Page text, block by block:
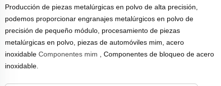
Producción de piezas metalúrgicas en polvo de alta precisión,
podemos proporcionar engranajes metalúrgicos en polvo de
precisión de pequeño módulo, procesamiento de piezas
metalúrgicas en polvo, piezas de automóviles mim, acero
inoxidable Componentes mim
, Componentes de bloqueo de acero
inoxidable.